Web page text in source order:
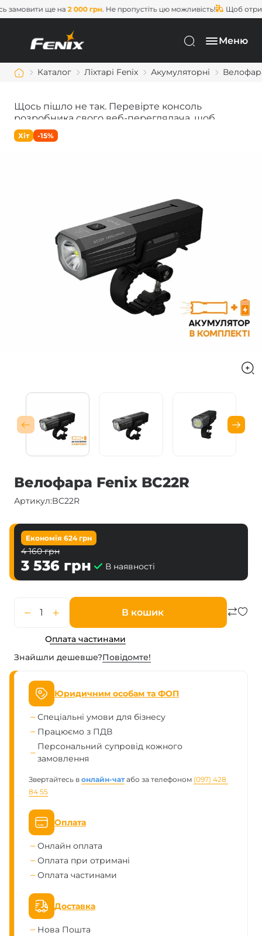
ще на2 000 грн . Не пропустіть цю можливість! Щоб
Меню
Каталог Ліхтарі Fenix Акумуляторні
Щось пішло не так. Перевірте консоль
розробника свого веб-переглядача, щоб
дізнатися більше.
Хіт -15%
Велофара Fenix BC22R
Артикул:BC22R
Економія 624грн
4 160грн
3 536 грн В наявності
В кошик
Оплата частинами
Знайшли дешевше?Повiдомте!
Юридичним особам та ФОП
Спеціальні умови для бізнесу
Працюємо з ПДВ
Персональний супровід кожного
замовлення
Звертайтесь в онлайн-чат або за телефоном (097) 428
84 55
Оплата
Онлайн оплата
Оплата при отримані
Оплата частинами
Доставка
Нова Пошта